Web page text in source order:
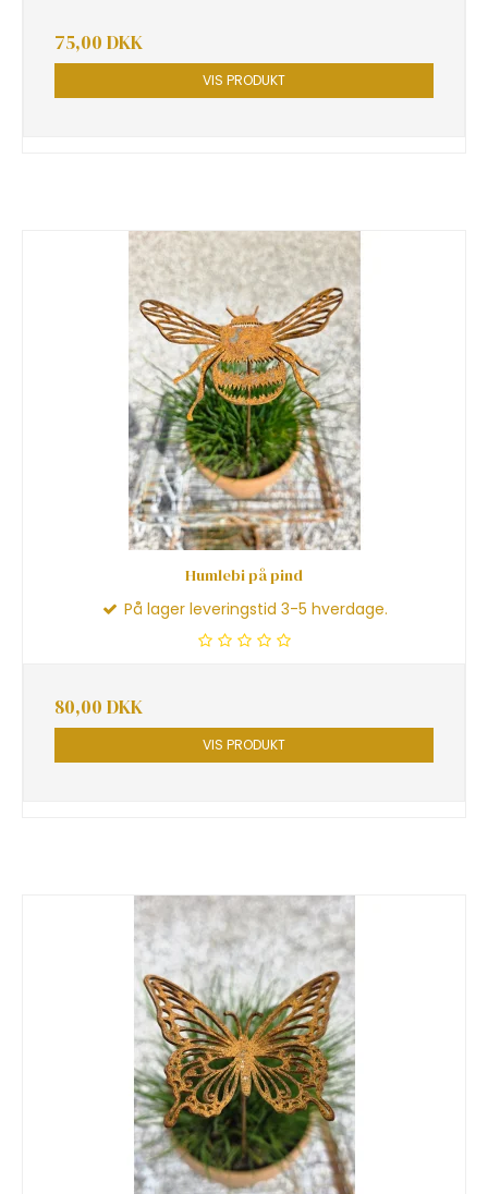
75,00 DKK
VIS PRODUKT
Humlebi på pind
På lager leveringstid 3-5 hverdage.
80,00 DKK
VIS PRODUKT